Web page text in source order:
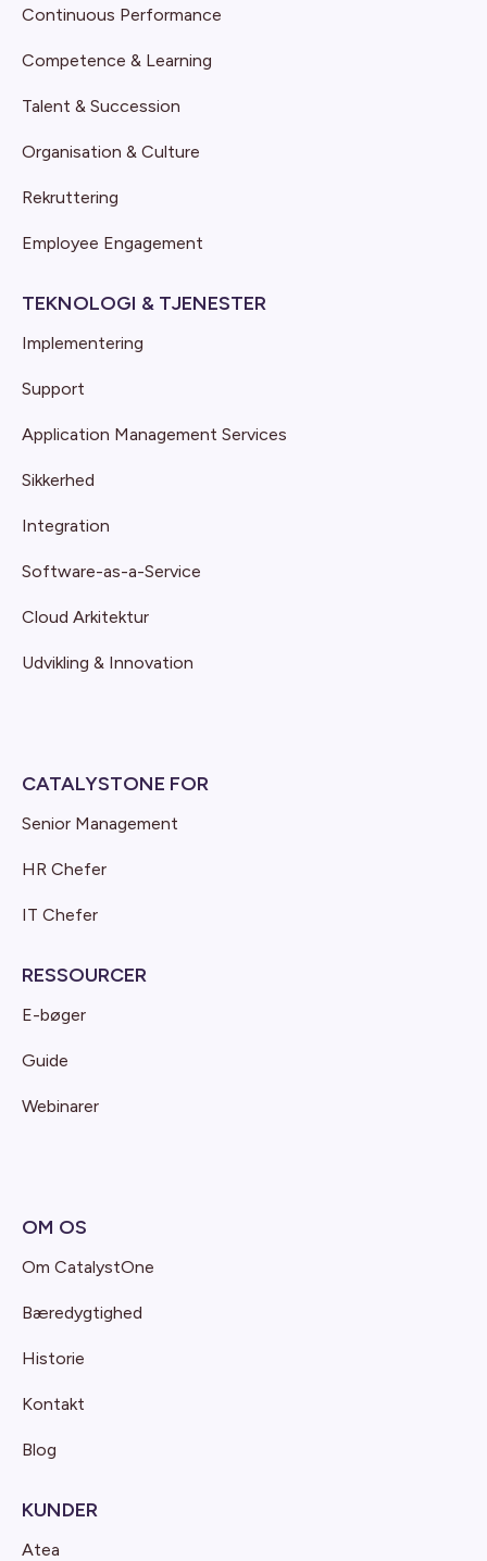
Continuous Performance
Competence & Learning
Talent & Succession
Organisation & Culture
Rekruttering
Employee Engagement
TEKNOLOGI & TJENESTER
Implementering
Support
Application Management Services
Sikkerhed
Integration
Software-as-a-Service
Cloud Arkitektur
Udvikling & Innovation
CATALYSTONE FOR
Senior Management
HR Chefer
IT Chefer
RESSOURCER
E-bøger
Guide
Webinarer
OM OS
Om CatalystOne
Bæredygtighed
Historie
Kontakt
Blog
KUNDER
Atea